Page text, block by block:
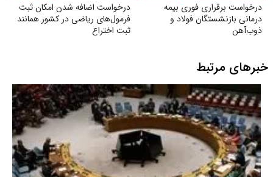
درخواست برقراری فوری بیمه
درمانی بازنشستگان فولاد و
ذوب‌آهن
درخواست اضافه شدن امکان ثبت
فرمول‌های ریاضی در کشور همانند
ثبت اختراع
خبرهای مرتبط